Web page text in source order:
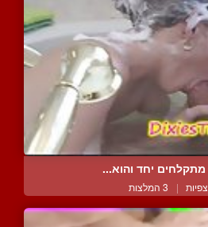
יחד והוא...
| 3 המלצות